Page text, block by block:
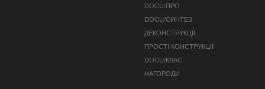
DOCU/ПРО
DOCU/СИНТЕЗ
ДЕКОНСТРУКЦІЇ
ПРОСТІ КОНСТРУКЦІЇ
DOCU/КЛАС
НАГОРОДИ